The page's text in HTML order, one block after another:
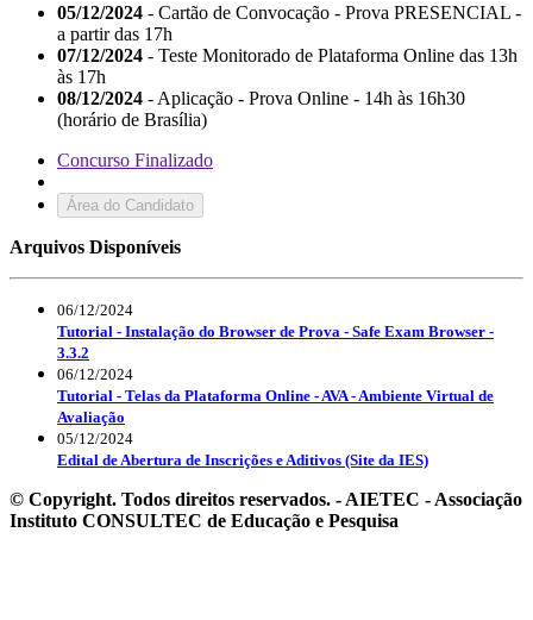
05/12/2024 - Cartão de Convocação - Prova PRESENCIAL -
a partir das 17h
07/12/2024 - Teste Monitorado de Plataforma Online das 13h
às 17h
08/12/2024 - Aplicação - Prova Online - 14h às 16h30
(horário de Brasília)
Concurso Finalizado
Área do Candidato
Arquivos Disponíveis
06/12/2024
Tutorial - Instalação do Browser de Prova - Safe Exam Browser -
3.3.2
06/12/2024
Tutorial - Telas da Plataforma Online - AVA - Ambiente Virtual de
Avaliação
05/12/2024
Edital de Abertura de Inscrições e Aditivos (Site da IES)
© Copyright. Todos direitos reservados. - AIETEC - Associação
Instituto CONSULTEC de Educação e Pesquisa